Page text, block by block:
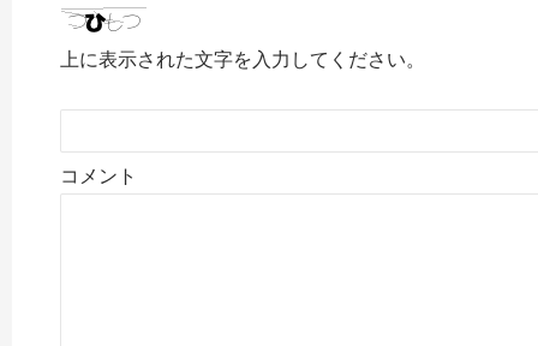
上に表示された文字を入力してください。
コメント